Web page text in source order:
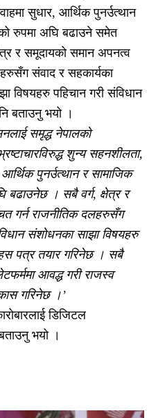
सुधार, आर्थिक पुनर्उत्थान
रुपमा अघि बढाउने समेत
र समूदायको समान अपनत्व
संवाद र सहकार्यका
विषयहरु पहिचान गरी संविधान
बताउनु भयो ।
समृद्ध नेपालको
शुन्य सहनशीलता,
पुनर्उत्थान र सामाजिक
बढाउनेछ । सबै वर्ग, क्षेत्र र
गर्न राजनीतिक दलहरुसँग
संशोधनका साझा विषयहरु
पत्र तयार गरिनेछ । सबै
आवद्ध गरी राजस्व
गरिनेछ ।’
डिजिटल
भयो ।